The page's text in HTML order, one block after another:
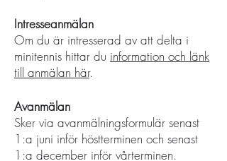
Intresseanmälan
Om du är intresserad av att delta i
minitennis hittar du information och länk
till anmälan här.
Avanmälan
Sker via avanmälningsformulär senast
1:a juni inför höstterminen och senast
1:a december inför vårterminen.